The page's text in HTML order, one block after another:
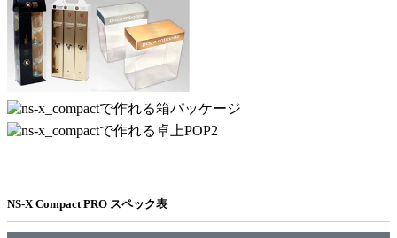
NS-X Compact PRO スペック表